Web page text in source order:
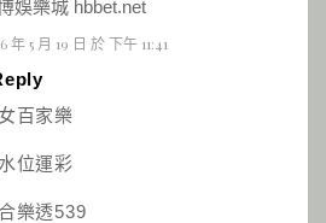
娛樂城 hbbet.net
年 5 月 19 日 於 下午 11:41
百家樂
位運彩
樂透539